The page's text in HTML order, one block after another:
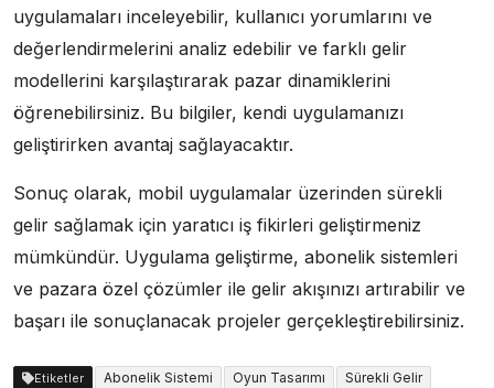
uygulamaları inceleyebilir, kullanıcı yorumlarını ve
değerlendirmelerini analiz edebilir ve farklı gelir
modellerini karşılaştırarak pazar dinamiklerini
öğrenebilirsiniz. Bu bilgiler, kendi uygulamanızı
geliştirirken avantaj sağlayacaktır.
Sonuç olarak, mobil uygulamalar üzerinden sürekli
gelir sağlamak için yaratıcı iş fikirleri geliştirmeniz
mümkündür. Uygulama geliştirme, abonelik sistemleri
ve pazara özel çözümler ile gelir akışınızı artırabilir ve
başarı ile sonuçlanacak projeler gerçekleştirebilirsiniz.
Etiketler Abonelik Sistemi Oyun Tasarımı
Sürekli Gelir